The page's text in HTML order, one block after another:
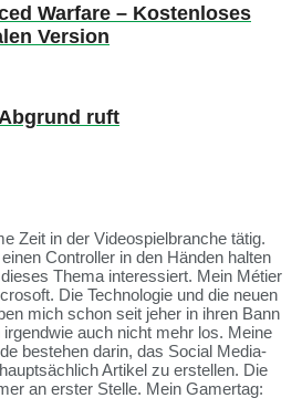
Warfare – Kostenloses
Version
ruft
Zeit in der Videospielbranche tätig.
Controller in den Händen halten
Thema interessiert. Mein Métier
Die Technologie und die neuen
mich schon seit jeher in ihren Bann
auch nicht mehr los. Meine
bestehen darin, das Social Media-
Artikel zu erstellen. Die
an erster Stelle. Mein Gamertag: